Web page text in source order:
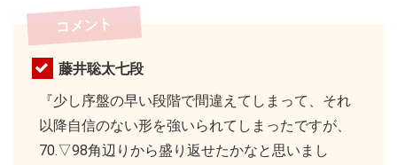
コメント
藤井聡太七段
『少し序盤の早い段階で間違えてしまって、それ
以降自信のない形を強いられてしまったですが、
70.▽98角辺りから盛り返せたかなと思いまし